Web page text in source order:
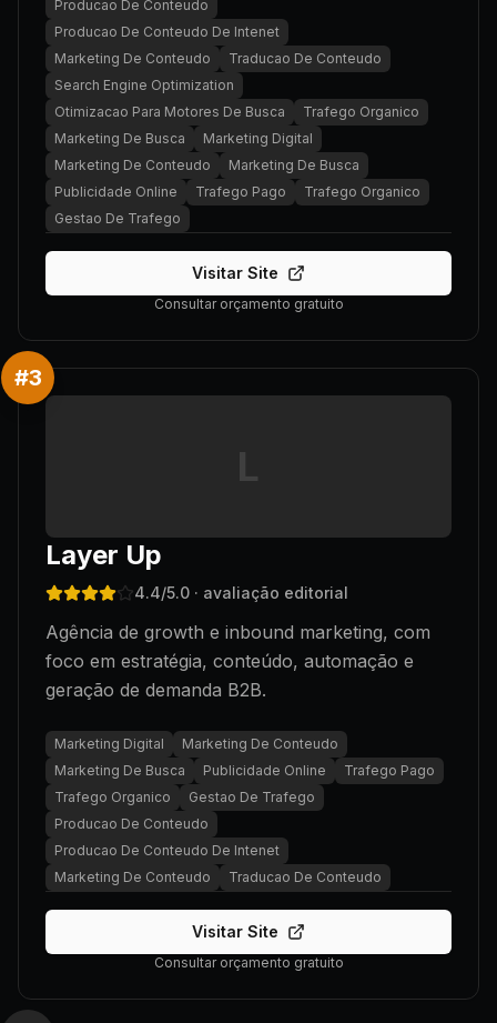
Producao De Conteudo
Producao De Conteudo De Intenet
Marketing De Conteudo
Traducao De Conteudo
Search Engine Optimization
Otimizacao Para Motores De Busca
Trafego Organico
Marketing De Busca
Marketing Digital
Marketing De Conteudo
Marketing De Busca
Publicidade Online
Trafego Pago
Trafego Organico
Gestao De Trafego
Visitar Site
Consultar orçamento gratuito
#3
L
Layer Up
4.4/5.0 · avaliação editorial
Agência de growth e inbound marketing, com
foco em estratégia, conteúdo, automação e
geração de demanda B2B.
Marketing Digital
Marketing De Conteudo
Marketing De Busca
Publicidade Online
Trafego Pago
Trafego Organico
Gestao De Trafego
Producao De Conteudo
Producao De Conteudo De Intenet
Marketing De Conteudo
Traducao De Conteudo
Visitar Site
Consultar orçamento gratuito